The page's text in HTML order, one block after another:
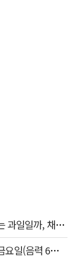
[이야기로 만나는 약선(藥膳)]토마토는 과일일까, 채소일까
[더사주 오늘의 띠별 운세] <8월 7일 금요일(음력 6월25일)>